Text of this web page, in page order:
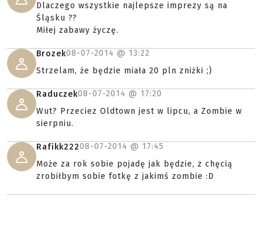
Dlaczego wszystkie najlepsze imprezy są na
Śląsku ??
Miłej zabawy życzę.
Brozek08-07-2014 @ 13:22
Strzelam, że będzie miała 20 pln zniżki ;)
Raduczek08-07-2014 @ 17:20
Wut? Przeciez Oldtown jest w lipcu, a Zombie w
sierpniu.
Rafikk22208-07-2014 @ 17:45
Może za rok sobie pojadę jak będzie, z chęcią
zrobiłbym sobie fotkę z jakimś zombie :D